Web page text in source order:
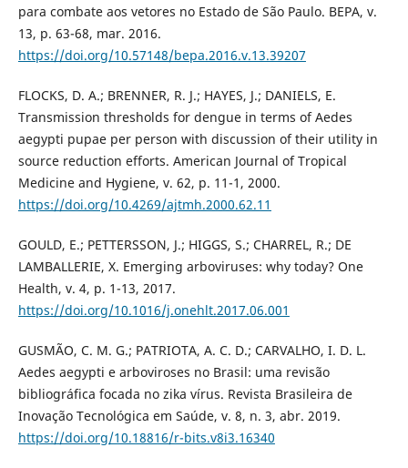
para combate aos vetores no Estado de São Paulo. BEPA, v.
13, p. 63-68, mar. 2016.
https://doi.org/10.57148/bepa.2016.v.13.39207
FLOCKS, D. A.; BRENNER, R. J.; HAYES, J.; DANIELS, E.
Transmission thresholds for dengue in terms of Aedes
aegypti pupae per person with discussion of their utility in
source reduction efforts. American Journal of Tropical
Medicine and Hygiene, v. 62, p. 11-1, 2000.
https://doi.org/10.4269/ajtmh.2000.62.11
GOULD, E.; PETTERSSON, J.; HIGGS, S.; CHARREL, R.; DE
LAMBALLERIE, X. Emerging arboviruses: why today? One
Health, v. 4, p. 1-13, 2017.
https://doi.org/10.1016/j.onehlt.2017.06.001
GUSMÃO, C. M. G.; PATRIOTA, A. C. D.; CARVALHO, I. D. L.
Aedes aegypti e arboviroses no Brasil: uma revisão
bibliográfica focada no zika vírus. Revista Brasileira de
Inovação Tecnológica em Saúde, v. 8, n. 3, abr. 2019.
https://doi.org/10.18816/r-bits.v8i3.16340